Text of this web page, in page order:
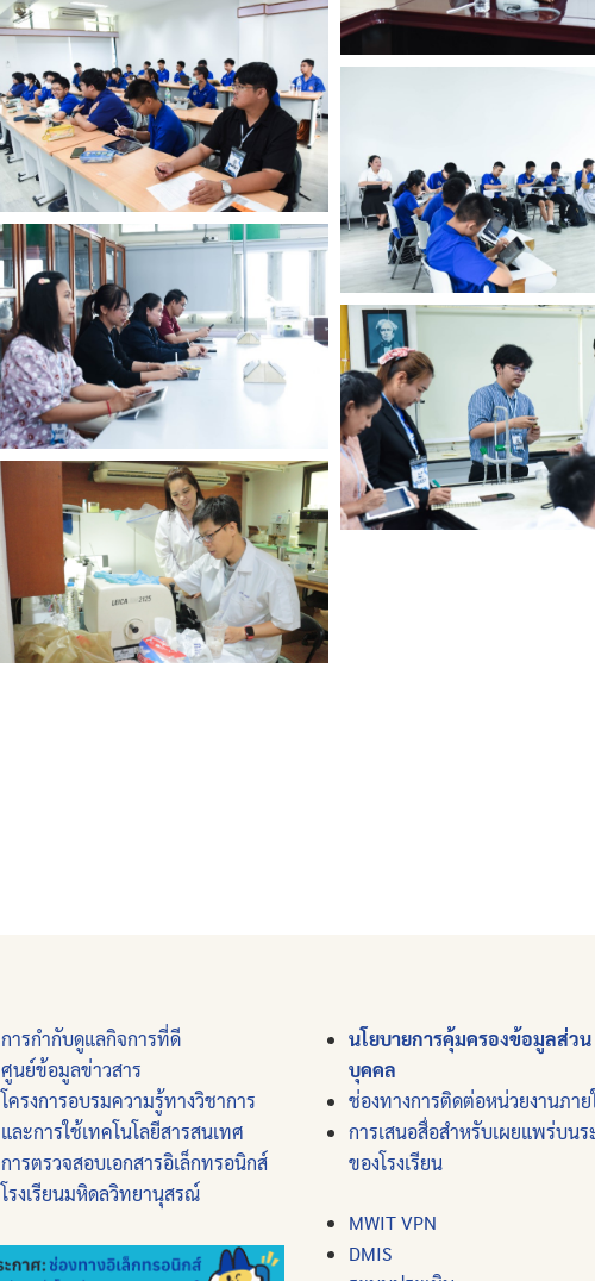
Search
for:
การกำกับดูแลกิจการที่ดี
ศูนย์ข้อมูลข่าวสาร
โครงการอบรมความรู้ทางวิชาการ
และการใช้เทคโนโลยีสารสนเทศ
การตรวจสอบเอกสารอิเล็กทรอนิกส์
โรงเรียนมหิดลวิทยานุสรณ์
นโยบายการคุ้มครองข้อมูลส่วน
บุคคล
ช่องทางการติดต่อหน่วยงานภาย
การเสนอสื่อสำหรับเผยแพร่บน
ของโรงเรียน
MWIT VPN
DMIS